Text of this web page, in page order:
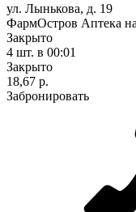
ул. Лынькова, д. 19
ФармОстров Аптека
Закрыто
4 шт. в 00:01
Закрыто
18,67 р.
Забронировать